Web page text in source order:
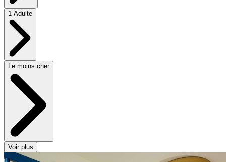
1 Adulte
Le moins cher
Voir plus